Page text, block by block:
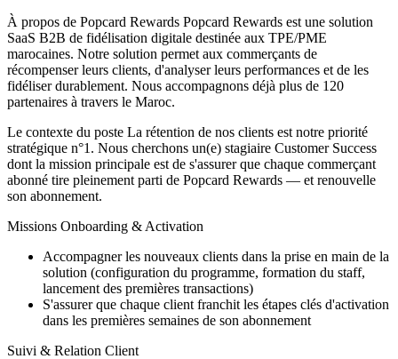
À propos de Popcard Rewards Popcard Rewards est une solution
SaaS B2B de fidélisation digitale destinée aux TPE/PME
marocaines. Notre solution permet aux commerçants de
récompenser leurs clients, d'analyser leurs performances et de les
fidéliser durablement. Nous accompagnons déjà plus de 120
partenaires à travers le Maroc.
Le contexte du poste La rétention de nos clients est notre priorité
stratégique n°1. Nous cherchons un(e) stagiaire Customer Success
dont la mission principale est de s'assurer que chaque commerçant
abonné tire pleinement parti de Popcard Rewards — et renouvelle
son abonnement.
Missions Onboarding & Activation
Accompagner les nouveaux clients dans la prise en main de la
solution (configuration du programme, formation du staff,
lancement des premières transactions)
S'assurer que chaque client franchit les étapes clés d'activation
dans les premières semaines de son abonnement
Suivi & Relation Client